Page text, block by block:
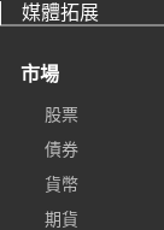
媒體拓展
市場
股票
債券
貨幣
期貨